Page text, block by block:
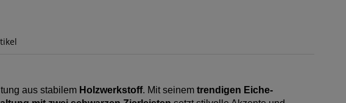
aus stabilem Holzwerkstoff. Mit seinem trendigen Eiche-